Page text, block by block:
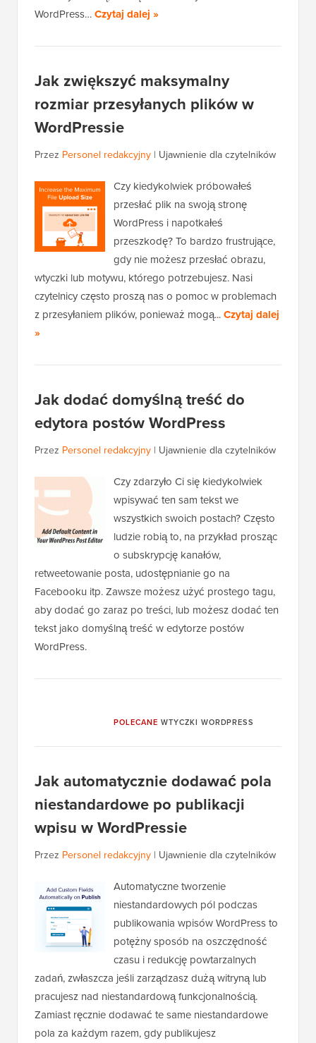
WordPress…Czytaj dalej »
Jak zwiększyć maksymalny
rozmiar przesyłanych plików w
WordPressie
Przez Personel redakcyjny | Ujawnienie dla czytelników
Czy kiedykolwiek próbowałeś
przesłać plik na swoją stronę
WordPress i napotkałeś
przeszkodę? To bardzo frustrujące,
gdy nie możesz przesłać obrazu,
wtyczki lub motywu, którego potrzebujesz. Nasi
czytelnicy często proszą nas o pomoc w problemach
z przesyłaniem plików, ponieważ mogą...Czytaj dalej
»
Jak dodać domyślną treść do
edytora postów WordPress
Przez Personel redakcyjny | Ujawnienie dla czytelników
Czy zdarzyło Ci się kiedykolwiek
wpisywać ten sam tekst we
wszystkich swoich postach? Często
ludzie robią to, na przykład prosząc
o subskrypcję kanałów,
retweetowanie posta, udostępnianie go na
Facebooku itp. Zawsze możesz użyć prostego tagu,
aby dodać go zaraz po treści, lub możesz dodać ten
tekst jako domyślną treść w edytorze postów
WordPress.
POLECANE WTYCZKI WORDPRESS
Jak automatycznie dodawać pola
niestandardowe po publikacji
wpisu w WordPressie
Przez Personel redakcyjny | Ujawnienie dla czytelników
Automatyczne tworzenie
niestandardowych pól podczas
publikowania wpisów WordPress to
potężny sposób na oszczędność
czasu i redukcję powtarzalnych
zadań, zwłaszcza jeśli zarządzasz dużą witryną lub
pracujesz nad niestandardową funkcjonalnością.
Zamiast ręcznie dodawać te same niestandardowe
pola za każdym razem, gdy publikujesz